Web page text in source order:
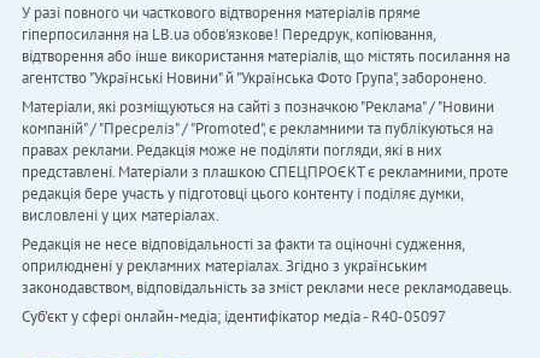
У разі повного чи часткового відтворення матеріалів пряме
гіперпосилання на LB.ua обов'язкове! Передрук, копіювання,
відтворення або інше використання матеріалів, що містять посилання на
агентство "Українськi Новини" й "Українська Фото Група", заборонено.
Матеріали, які розміщуються на сайті з позначкою "Реклама" / "Новини
компаній" / "Пресреліз" / "Promoted", є рекламними та публікуються на
правах реклами. Редакція може не поділяти погляди, які в них
представлені. Матеріали з плашкою СПЕЦПРОЄКТ є рекламними, проте
редакція бере участь у підготовці цього контенту і поділяє думки,
висловлені у цих матеріалах.
Редакція не несе відповідальності за факти та оціночні судження,
оприлюднені у рекламних матеріалах. Згідно з українським
законодавством, відповідальність за зміст реклами несе рекламодавець.
Cуб'єкт у сфері онлайн-медіа; ідентифікатор медіа - R40-05097